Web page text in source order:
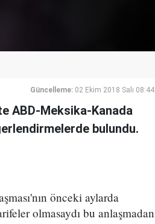
Güncelleme: 02 Ekim 2018 Salı 08:44
ABD-Meksika-Kanada
bulundu.
önceki aylarda
olmasaydı bu anlaşmadan